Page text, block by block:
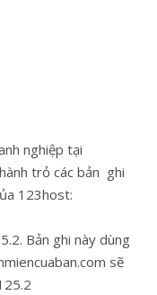
nghiệp tại
trỏ các bản ghi
123host:
Bản ghi này dùng
sẽ